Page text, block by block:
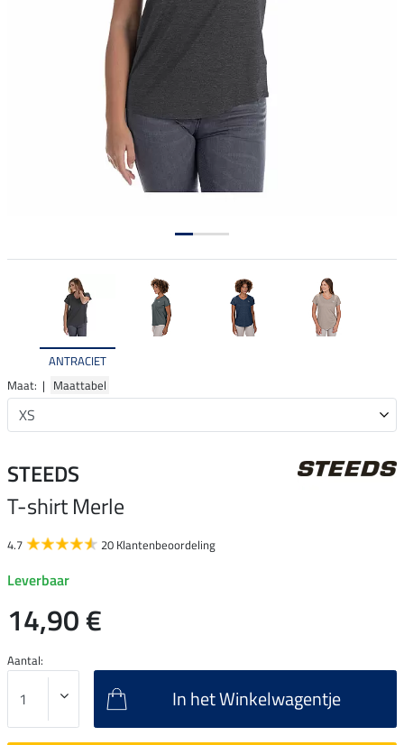
ANTRACIET
Maat: | Maattabel
STEEDS
T-shirt Merle
4.7 20 Klantenbeoordeling
Leverbaar
14,90 €
Aantal:
In het Winkelwagentje